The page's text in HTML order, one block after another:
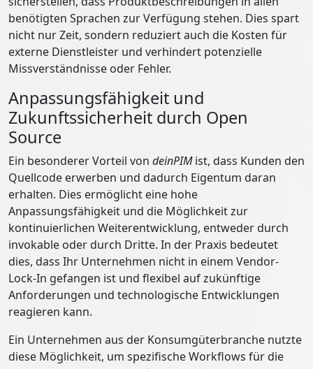
benötigten Sprachen zur Verfügung stehen. Dies spart
nicht nur Zeit, sondern reduziert auch die Kosten für
externe Dienstleister und verhindert potenzielle
Missverständnisse oder Fehler.
Anpassungsfähigkeit und
Zukunftssicherheit durch Open
Source
Ein besonderer Vorteil von deinPIMist, dass Kunden den
Quellcode erwerben und dadurch Eigentum daran
erhalten. Dies ermöglicht eine hohe
Anpassungsfähigkeit und die Möglichkeit zur
kontinuierlichen Weiterentwicklung, entweder durch
invokable oder durch Dritte. In der Praxis bedeutet
dies, dass Ihr Unternehmen nicht in einem Vendor-
Lock-In gefangen ist und flexibel auf zukünftige
Anforderungen und technologische Entwicklungen
reagieren kann.
Ein Unternehmen aus der Konsumgüterbranche nutzte
diese Möglichkeit, um spezifische Workflows für die